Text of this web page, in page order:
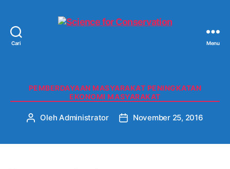
Cari Menu
Kategori
PEMBERDAYAAN MASYARAKAT PENINGKATAN
EKONOMI MASYARAKAT
Penulis
Oleh Administrator
Tanggal
November 25, 2016